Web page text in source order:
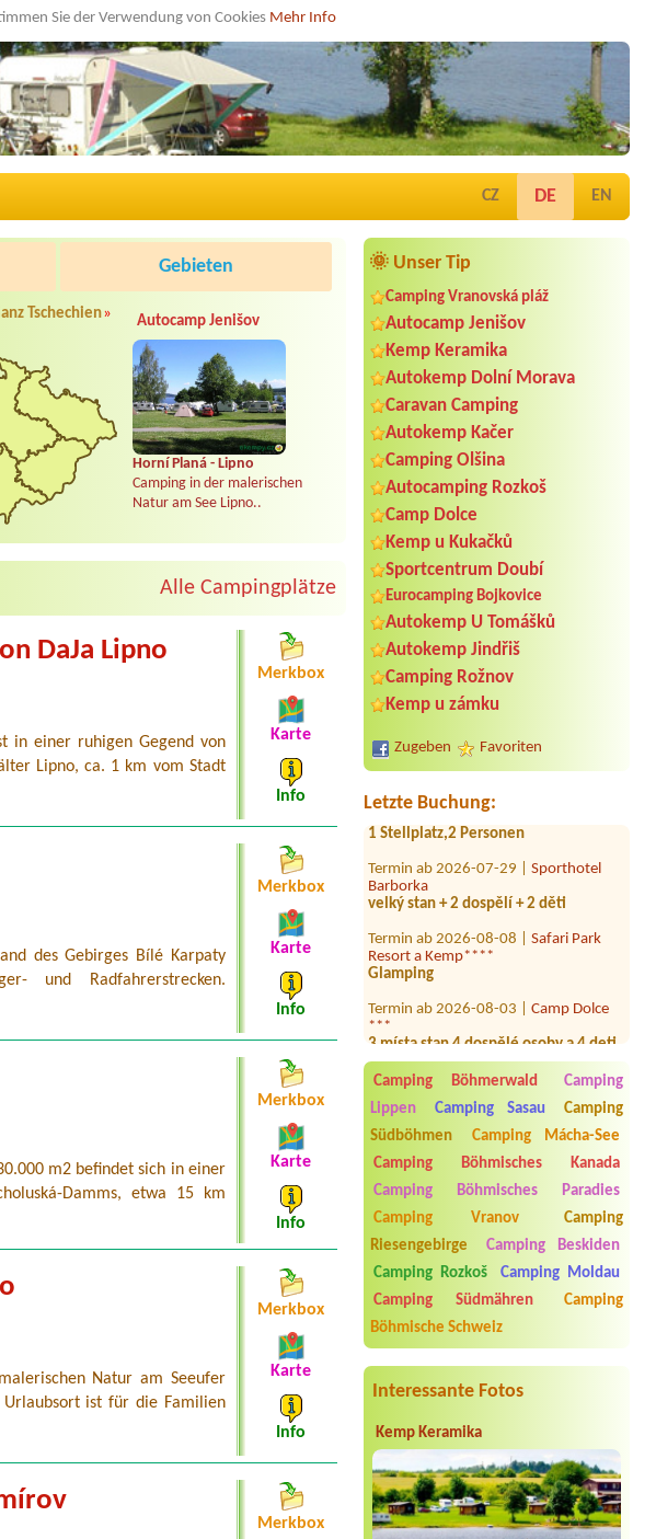
Sie der Verwendung von Cookies Mehr Info
CZ DE EN
🌞 Unser Tip
Camping Vranovská pláž
Autocamp Jenišov
Kemp Keramika
Autokemp Dolní Morava
Caravan Camping
Autokemp Kačer
Camping Olšina
Autocamping Rozkoš
Camp Dolce
Kemp u Kukačků
Sportcentrum Doubí
Eurocamping Bojkovice
Autokemp U Tomášků
Autokemp Jindřiš
Camping Rožnov
Kemp u zámku
Zugeben Favoriten
Letzte Buchung:
Termin ab 2026-08-01 |
Kristýna Jiránek
1 Wohnmobil mit Stromanschluss
Termin ab 2026-07-29 |
Chatka 3 lůžka
Podskalí
1 Stellplatz,2 Personen
Barborka
velký stan + 2 dospělí + 2 děti
Resort a Kemp****
Glamping
***
3 místa stan 4 dospělé osoby a 4 deti
Termin ab 2026-08-14 |Bohemian
Camp
Termin ab 2026-08-07 |Kemp
Strachotín - mobilheimy
Máte volné ubytování (chatku) pro 1
dospělého a 2 děti s jedním autem v
termínu od 7. do 9. srpna?
Termin ab 2026-08-14 |
Minikemp
Harta
Ne1 auto na spaní- bez přípojky- 3
chatka,
Camping Böhmerwald
Camping
Lippen
Camping Sasau
Camping
Südböhmen
Camping Mácha-See
Camping Böhmisches Kanada
Camping Böhmisches Paradies
Camping Vranov
Camping
Riesengebirge
Camping Beskiden
Camping Rozkoš
Camping Moldau
Camping Südmähren
Camping
Böhmische Schweiz
Interessante Fotos
Kemp Keramika
Gebieten
Tschechien» Autocamp Jenišov
Horní Planá - Lipno
Camping in der malerischen
Natur am See Lipno..
Alle Campingplätze
DaJa Lipno
in einer ruhigen Gegend von
Lipno, ca. 1 km vom Stadt
Merkbox
Karte
Info
des Gebirges Bílé Karpaty
und Radfahrerstrecken.
Merkbox
Karte
Info
m2 befindet sich in einer
Damms, etwa 15 km
Merkbox
Karte
Info
Natur am Seeufer
ist für die Familien
Merkbox
Karte
Info
Merkbox